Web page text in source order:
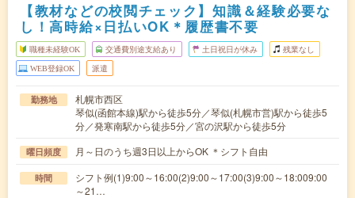
【教材などの校閲チェック】知識＆経験必要な
し！高時給×日払いOK＊履歴書不要
職種未経験OK 交通費別途支給あり 土日祝日が休み 残業なし
WEB登録OK 派遣
勤務地
札幌市西区
琴似(函館本線)駅から徒歩5分／琴似(札幌市営)駅から徒歩5
分／発寒南駅から徒歩5分／宮の沢駅から徒歩5分
曜日頻度 月～日のうち週3日以上からOK ＊シフト自由
時間
シフト例(1)9:00～16:00(2)9:00～17:00(3)9:00～18:009:00
～21…